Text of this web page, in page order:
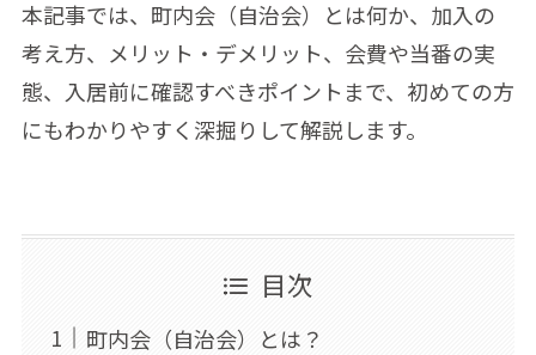
本記事では、町内会（自治会）とは何か、加入の
考え方、メリット・デメリット、会費や当番の実
態、入居前に確認すべきポイントまで、初めての方
にもわかりやすく深掘りして解説します。
目次
町内会（自治会）とは？